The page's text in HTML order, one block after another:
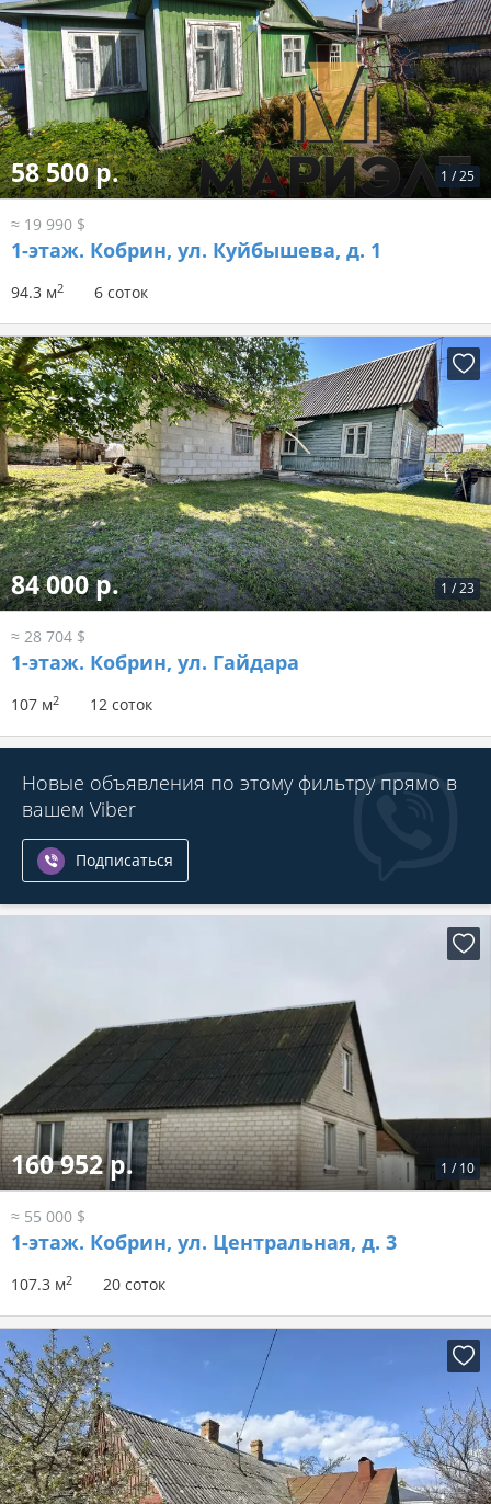
1 /25
58 500 р.
≈ 19 990 $
1-этаж. Кобрин, ул. Куйбышева, д. 1
94.3 м2 6 соток
1 /23
84 000 р.
≈ 28 704 $
1-этаж. Кобрин, ул. Гайдара
107 м2 12 соток
Новые объявления по этому фильтру прямо в
вашем Viber
Подписаться
1 / 10
160 952 р.
≈ 55 000 $
1-этаж. Кобрин, ул. Центральная, д. 3
107.3 м2 20 соток